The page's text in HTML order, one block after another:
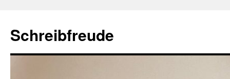
Schreibfreude